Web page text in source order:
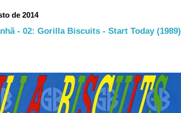
de 2014
- 02: Gorilla Biscuits - Start Today (1989)